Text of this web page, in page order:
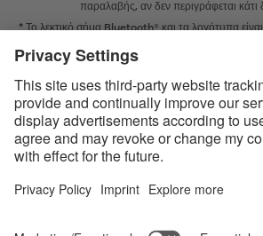
παραλαβής, αν δεν περιγράφεται κάτι
* Το λεκτικό σήμα Bluetooth® και τα λογότυπα
Bluetooth SIG, Inc. και η χρήση τέτοιων
Το Apple, το λογότυπο Apple και το Apple Watch
Apple Inc. Το Google Play και το λογότυπο του
σήματα της Google LLC.